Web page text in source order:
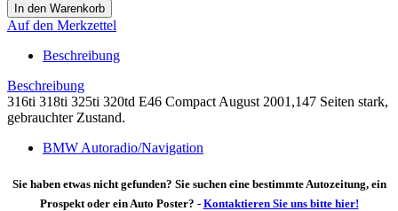
Auf den Merkzettel
Beschreibung
Beschreibung
316ti 318ti 325ti 320td E46 Compact August 2001,147 Seiten stark,
gebrauchter Zustand.
BMW Autoradio/Navigation
Sie haben etwas nicht gefunden? Sie suchen eine bestimmte Autozeitung, ein
Prospekt oder ein Auto Poster? - Kontaktieren Sie uns bitte hier!